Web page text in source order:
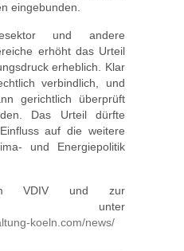
eingebunden.
und andere
erhöht das Urteil
erheblich. Klar
verbindlich, und
gerichtlich überprüft
Das Urteil dürfte
auf die weitere
und Energiepolitik
VDIV und zur
unter
koeln.com/news/